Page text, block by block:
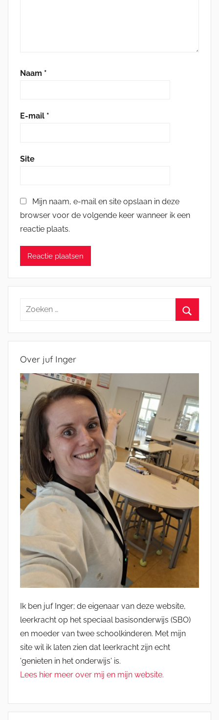
Naam *
E-mail *
Site
Mijn naam, e-mail en site opslaan in deze
browser voor de volgende keer wanneer ik een
reactie plaats.
Zoeken
Over juf Inger
Ik ben juf Inger; de eigenaar van deze website,
leerkracht op het speciaal basisonderwijs (SBO)
en moeder van twee schoolkinderen. Met mijn
site wil ik laten zien dat leerkracht zijn echt
'genieten in het onderwijs' is.
Lees hier meer over mij en mijn website.